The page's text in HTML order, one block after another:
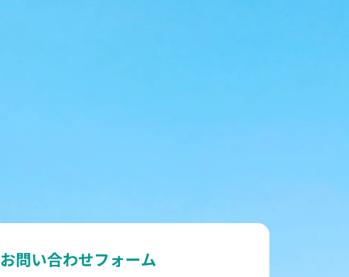
お問い合わせフォーム